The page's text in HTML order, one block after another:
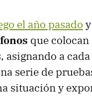
el año pasado
que
a
serie de
situación y